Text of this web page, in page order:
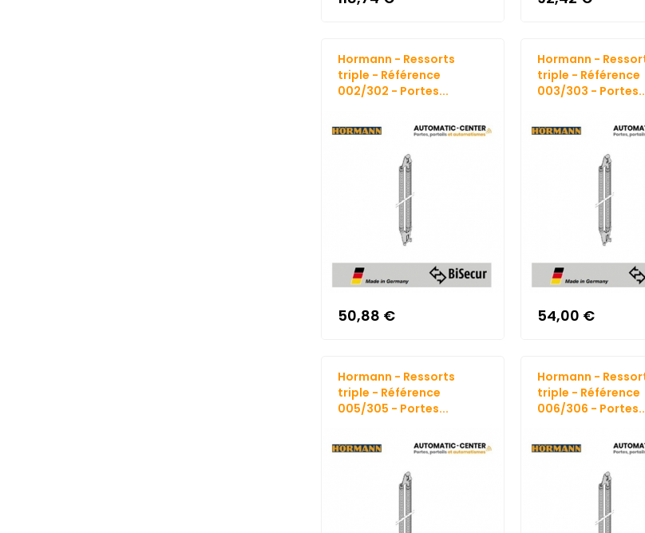
Hormann - Ressorts
triple - Référence
002/302 - Portes...
50,88 €
Hormann -
triple - Référence
003/303 -
54,00 €
Hormann - Ressorts
triple - Référence
005/305 - Portes...
Hormann -
triple - Référence
006/306 -